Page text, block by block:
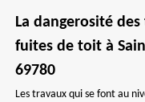
La dangerosité
fuites de toit à
69780
Les travaux qui se font au